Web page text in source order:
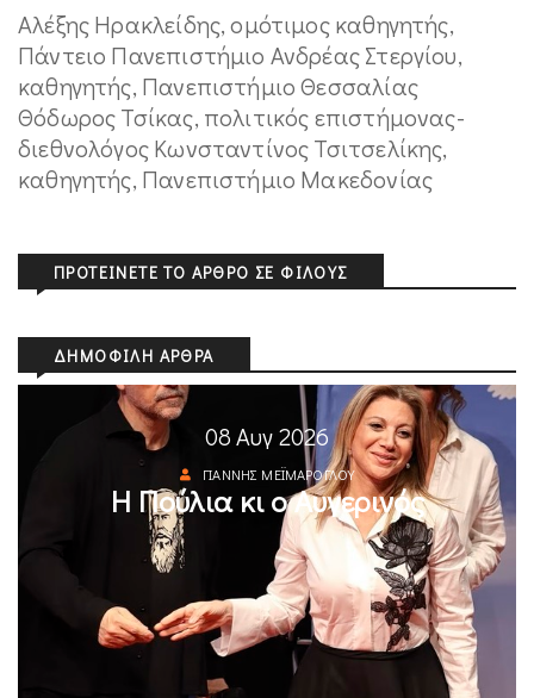
Αλέξης Ηρακλείδης, ομότιμος καθηγητής,
Πάντειο Πανεπιστήμιο Ανδρέας Στεργίου,
καθηγητής, Πανεπιστήμιο Θεσσαλίας
Θόδωρος Τσίκας, πολιτικός επιστήμονας-
διεθνολόγος Κωνσταντίνος Τσιτσελίκης,
καθηγητής, Πανεπιστήμιο Μακεδονίας
ΠΡΟΤΕΊΝΕΤΕ ΤΟ ΆΡΘΡΟ ΣΕ ΦΊΛΟΥΣ
ΔΗΜΟΦΙΛΉ ΆΡΘΡΑ
08 Αυγ 2026
ΓΙΆΝΝΗΣ ΜΕΪΜΆΡΟΓΛΟΥ
Η Πούλια κι ο Αυγερινός